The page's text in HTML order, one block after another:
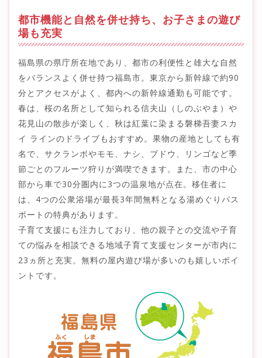
都市機能と自然を併せ持ち、お子さまの遊び
場も充実
福島県の県庁所在地であり、都市の利便性と雄大な自然
をバランスよく併せ持つ福島市。東京から新幹線で約90
分とアクセスがよく、都内への新幹線通勤も可能です。
春は、桜の名所として知られる信夫山（しのぶやま）や
花見山の散歩が楽しく、秋は紅葉に染まる磐梯吾妻スカ
イ ラインのドライブもおすすめ。果物の産地としても有
名で、サクランボやモモ、ナシ、ブドウ、リンゴなど季
節ごとのフルーツ狩りが満喫できます。また、市の中心
部から車で30分圏内に3つの温泉地が点在。移住者に
は、4つの公衆浴場が最長3年間無料となる湯めぐりパス
ポートの特典があります。
子育て支援にも注力しており、他の親子との交流や子育
ての悩みを相談できる地域子育て支援センターが市内に
23ヵ所と充実。無料の屋内遊び場が多いのも嬉しいポイ
ントです。